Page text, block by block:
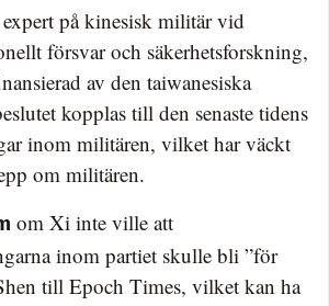
på kinesisk militär vid
försvar och säkerhetsforskning,
av den taiwanesiska
kopplas till den senaste tidens
inom militären, vilket har väckt
om militären.
om Xi inte ville att
inom partiet skulle bli ”för
till Epoch Times, vilket kan ha